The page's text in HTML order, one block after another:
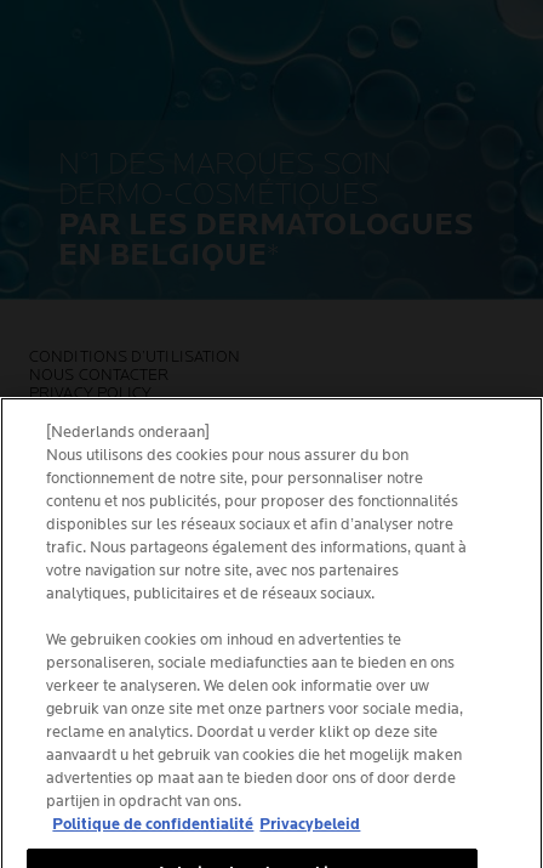
N°1 DES MARQUES SOIN
DERMO-COSMÉTIQUES
PAR LES DERMATOLOGUES
EN BELGIQUE
CONDITIONS D’UTILISATION
NOUS CONTACTER
PRIVACY POLICY
COOKIES POLICY
NEWSLETTER
FOUNDATION LA ROCHE-POSAY
CHOISIS TON PAYS
La Roche-Posay Laboratoire Dermatologique CAI
86270 La Roche-Posay France
[email protected]
*IQVIA NPA, dermo-cosmétiques, canal pharmacie
Belgique, volume de produits prescrits par les
dermatologues. YTD 08/2025, Belgique
[Nederlands onderaan]
Nous utilisons des cookies pour nous assurer du bon
fonctionnement de notre site, pour personnaliser notre
contenu et nos publicités, pour proposer des fonctionnalités
disponibles sur les réseaux sociaux et afin d’analyser notre
trafic. Nous partageons également des informations, quant à
votre navigation sur notre site, avec nos partenaires
analytiques, publicitaires et de réseaux sociaux.
We gebruiken cookies om inhoud en advertenties te
personaliseren, sociale mediafuncties aan te bieden en ons
verkeer te analyseren. We delen ook informatie over uw
gebruik van onze site met onze partners voor sociale media,
reclame en analytics. Doordat u verder klikt op deze site
aanvaardt u het gebruik van cookies die het mogelijk maken
advertenties op maat aan te bieden door ons of door derde
partijen in opdracht van ons.
Politique de confidentialité Privacybeleid